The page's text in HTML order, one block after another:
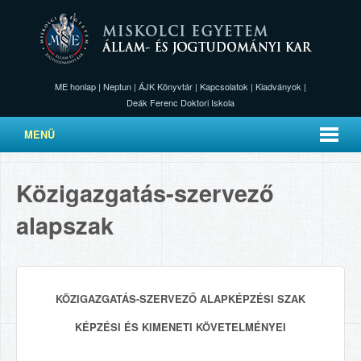
ME honlap | Neptun | ÁJK Könyvtár | Kapcsolatok | Kiadványok |
Deák Ferenc Doktori Iskola
MENÜ
Közigazgatás-szervező
alapszak
KÖZIGAZGATÁS-SZERVEZŐ ALAPKÉPZÉSI SZAK
KÉPZÉSI ÉS KIMENETI KÖVETELMÉNYEI